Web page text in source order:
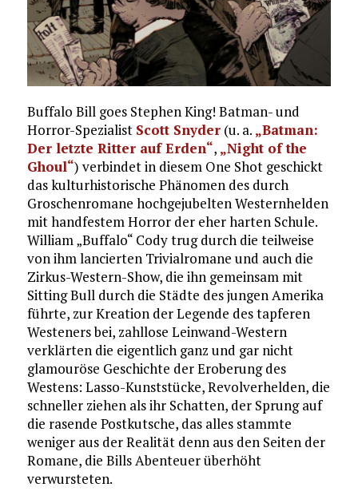
Buffalo Bill goes Stephen King! Batman- und
Horror-Spezialist Scott Snyder(u. a. „Batman:
Der letzte Ritter auf Erden“, „Night of the
Ghoul“) verbindet in diesem One Shot geschickt
das kulturhistorische Phänomen des durch
Groschenromane hochgejubelten Westernhelden
mit handfestem Horror der eher harten Schule.
William „Buffalo“ Cody trug durch die teilweise
von ihm lancierten Trivialromane und auch die
Zirkus-Western-Show, die ihn gemeinsam mit
Sitting Bull durch die Städte des jungen Amerika
führte, zur Kreation der Legende des tapferen
Westeners bei, zahllose Leinwand-Western
verklärten die eigentlich ganz und gar nicht
glamouröse Geschichte der Eroberung des
Westens: Lasso-Kunststücke, Revolverhelden, die
schneller ziehen als ihr Schatten, der Sprung auf
die rasende Postkutsche, das alles stammte
weniger aus der Realität denn aus den Seiten der
Romane, die Bills Abenteuer überhöht
verwursteten.